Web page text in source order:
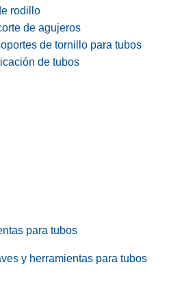
rodillo
de agujeros
de tornillo para tubos
de tubos
para tubos
y herramientas para tubos